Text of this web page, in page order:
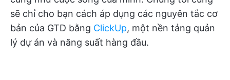
sẽ chỉ cho bạn cách áp dụng các nguyên tắc cơ
bản của GTD bằng ClickUp, một nền tảng quản
lý dự án và năng suất hàng đầu.